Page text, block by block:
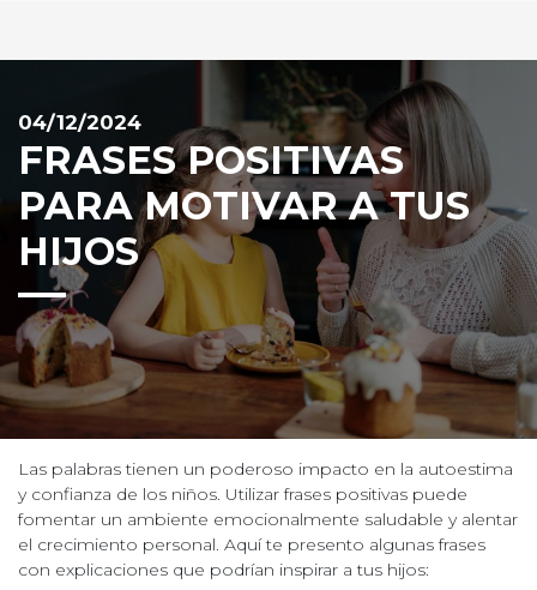
04/12/2024
FRASES POSITIVAS
PARA MOTIVAR A TUS
HIJOS
Las palabras tienen un poderoso impacto en la autoestima
y confianza de los niños. Utilizar frases positivas puede
fomentar un ambiente emocionalmente saludable y alentar
el crecimiento personal. Aquí te presento algunas frases
con explicaciones que podrían inspirar a tus hijos: